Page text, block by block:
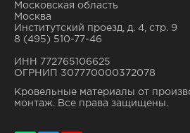
Московская область
Москва
Институтский проезд, д. 4, стр. 9
8 (495) 510-77-46
ИНН 772765106625
ОГРНИП 307770000372078
Кровельные материалы от
монтаж. Все права защищены.